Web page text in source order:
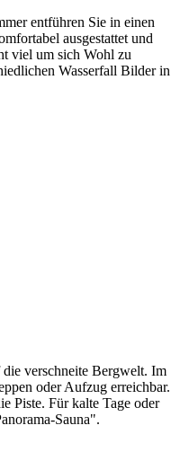
entführen Sie in einen
ausgestattet und
viel um sich Wohl zu
Wasserfall Bilder in
verschneite Bergwelt. Im
oder Aufzug erreichbar.
Piste. Für kalte Tage oder
Sauna".